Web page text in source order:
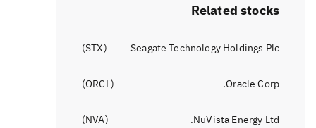
Related stocks
Seagate Technology Holdings Plc
(
STX
)
Oracle Corp.
(
ORCL
)
NuVista Energy Ltd.
(
NVA
)